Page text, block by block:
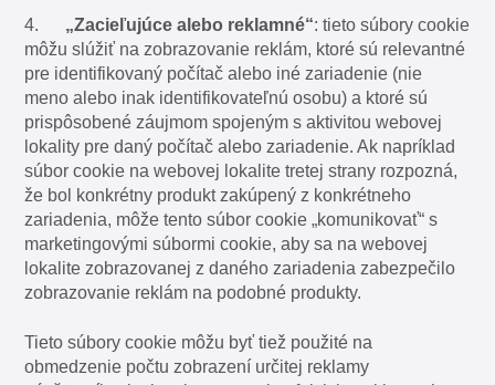
4. „Zacieľujúce alebo reklamné“: tieto súbory cookie
môžu slúžiť na zobrazovanie reklám, ktoré sú relevantné
pre identifikovaný počítač alebo iné zariadenie (nie
meno alebo inak identifikovateľnú osobu) a ktoré sú
prispôsobené záujmom spojeným s aktivitou webovej
lokality pre daný počítač alebo zariadenie. Ak napríklad
súbor cookie na webovej lokalite tretej strany rozpozná,
že bol konkrétny produkt zakúpený z konkrétneho
zariadenia, môže tento súbor cookie „komunikovať“ s
marketingovými súbormi cookie, aby sa na webovej
lokalite zobrazovanej z daného zariadenia zabezpečilo
zobrazovanie reklám na podobné produkty.
Tieto súbory cookie môžu byť tiež použité na
obmedzenie počtu zobrazení určitej reklamy